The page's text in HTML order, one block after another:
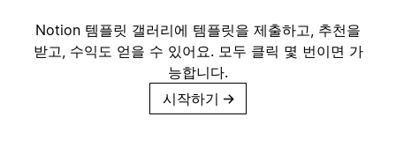
Notion 템플릿 갤러리에 템플릿을 제출하고, 추천을
받고, 수익도 얻을 수 있어요. 모두 클릭 몇 번이면 가
능합니다.
시작하기 →